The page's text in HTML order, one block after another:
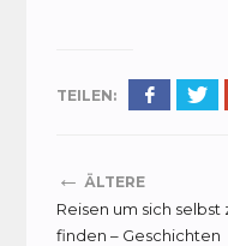
TEILEN:
← ÄLTERE
Reisen um sich selbst
finden – Geschichten